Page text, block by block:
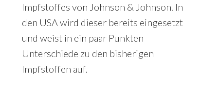
Impfstoffes von Johnson & Johnson. In
den USA wird dieser bereits eingesetzt
und weist in ein paar Punkten
Unterschiede zu den bisherigen
Impfstoffen auf.